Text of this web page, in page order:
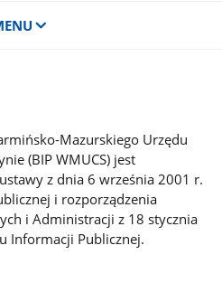
Mazurskiego Urzędu
(BIP WMUCS) jest
z dnia 6 września 2001 r.
i rozporządzenia
i Administracji z 18 stycznia
Informacji Publicznej.